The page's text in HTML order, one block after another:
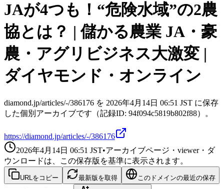
JAが4つも！“危険水域”の2農
協とは？ | 儲かる農業 JA・豪
農・アグリビジネス大激変 |
ダイヤモンド・オンライン
diamond.jp/articles/-/386176 を 2026年4月14日 06:51 JST に保存
した個別アーカイブです（記録ID: 94f094c5819b802f88）。
https://diamond.jp/articles/-/386176
2026年4月14日 06:51 JST•アーカイブページ・viewer・ダ
ウンロードは、この保存版を基準に表示されます。
URLをコピー 最新版を取得 このドメインの最近の保存